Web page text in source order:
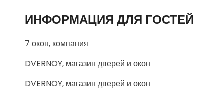
ИНФОРМАЦИЯ ДЛЯ ГОСТЕЙ
7 окон, компания
DVERNOY, магазин дверей и окон
DVERNOY, магазин дверей и окон